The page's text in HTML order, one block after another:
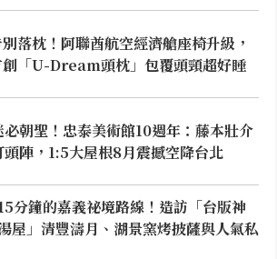
落枕！阿聯酋航空經濟艙座椅升級，
創「U-Dream頭枕」包覆頭頸超好睡
必朝聖！忠泰美術館10週年：藤本壯介
頭陣，1:5大屋根8月震撼空降台北
分鐘的嘉義祕境路線！造訪「台版神
屋」清豐濤月、湖景窯烤披薩與人氣私